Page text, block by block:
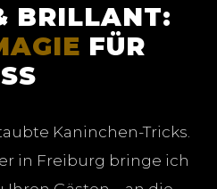
BRILLANT:
FÜR
Kaninchen-Tricks.
in Freiburg bringe ich